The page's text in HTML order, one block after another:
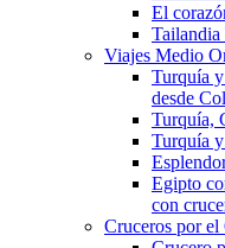
El
Tailandia
Viajes Medio
Turquía
desde
Turquía,
Turquía
Egipto
con
Cruceros por el